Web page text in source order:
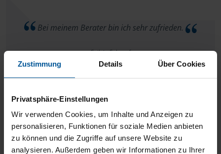
Zustimmung Details Über Cookies
Privatsphäre-Einstellungen
Wir verwenden Cookies, um Inhalte und Anzeigen zu
personalisieren, Funktionen für soziale Medien anbieten
zu können und die Zugriffe auf unsere Website zu
analysieren. Außerdem geben wir Informationen zu Ihrer
Bei meinem Berater bin ich sehr zufrieden.
Szilvia Schrauf
Sehr netter und kompetenter Berater. Wir gehen auf
jeden Fall wieder hin.